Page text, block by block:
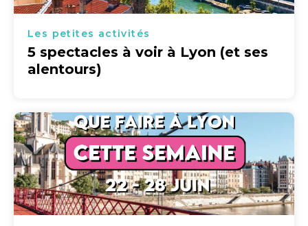
Les petites activités
5 spectacles à voir à Lyon (et ses
alentours)